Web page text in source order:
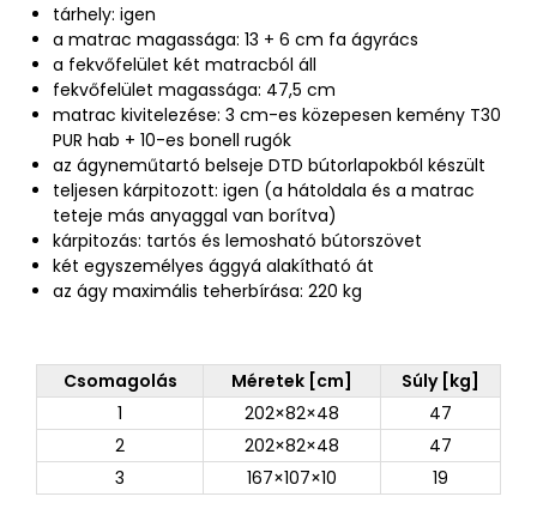
tárhely: igen
a matrac magassága: 13 + 6 cm fa ágyrács
a fekvőfelület két matracból áll
fekvőfelület magassága: 47,5 cm
matrac kivitelezése: 3 cm-es közepesen kemény T30
PUR hab + 10-es bonell rugók
az ágyneműtartó belseje DTD bútorlapokból készült
teljesen kárpitozott: igen (a hátoldala és a matrac
teteje más anyaggal van borítva)
kárpitozás: tartós és lemosható bútorszövet
két egyszemélyes ággyá alakítható át
az ágy maximális teherbírása: 220 kg
Csomagolás Méretek [cm]
Súly [kg]
1
202×82×48
47
2
202×82×48
47
3
167×107×10 19